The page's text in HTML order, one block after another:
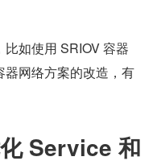
如使用 SRIOV 容器
网络方案的改造，有
Service 和